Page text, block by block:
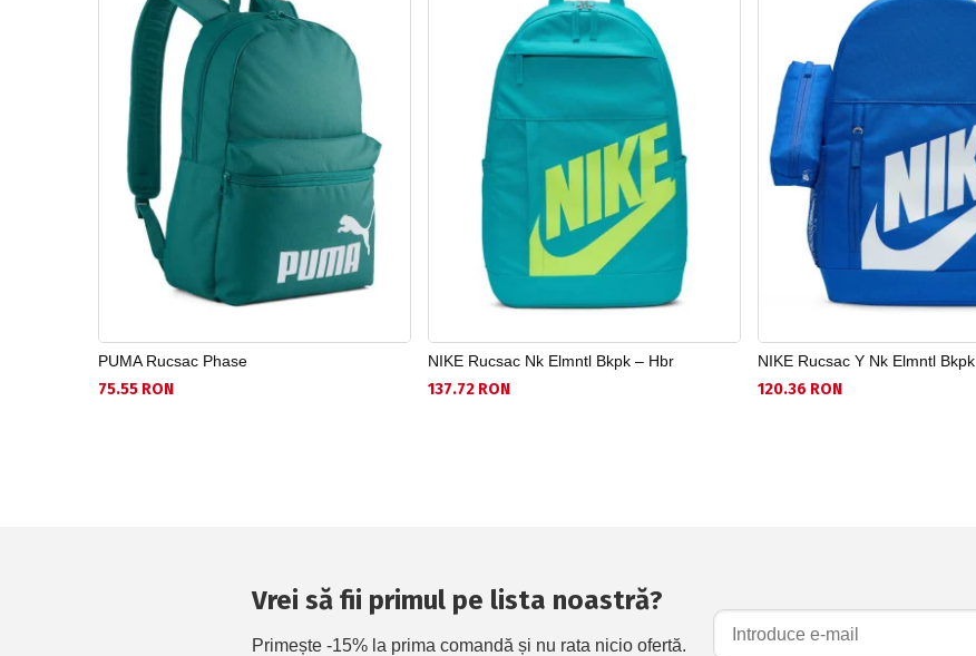
PUMA Rucsac Phase
75.55 RON
NIKE Rucsac Nk Elmntl Bkpk – Hbr
137.72 RON
NIKE Rucsac Y Nk Elmntl Bkpk
120.36 RON
Vrei să fii primul pe lista noastră?
Primește -15% la prima comandă și nu rata nicio ofertă.